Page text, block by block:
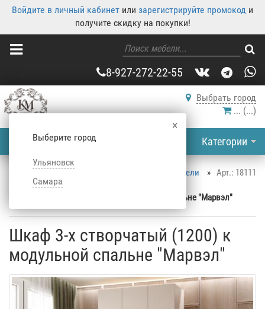
Войдите в личный кабинет или зарегистрируйте промокод и
получите скидку на покупки!
8-927-272-22-55
Выбрать город
×
Выберите город
Ульяновск
Самара
... (...)
Категории
Арт.: 18111
Каталог корпусной мебели
»
Шкафы
» Распашные шкафы
Шкаф 3-х створчатый (1200) к модульной спальне "Марвэл"
Шкаф 3-х створчатый (1200) к
модульной спальне "Марвэл"